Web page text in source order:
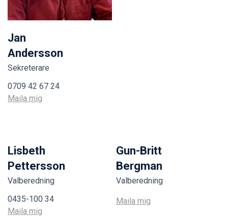
Jan
Andersson
Sekreterare
0709 42 67 24
Maila mig
Lisbeth
Pettersson
Valberedning
0435-100 34
Maila mig
Gun-Britt
Bergman
Valberedning
Maila mig